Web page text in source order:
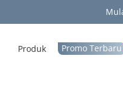
Produk Promo Terbaru